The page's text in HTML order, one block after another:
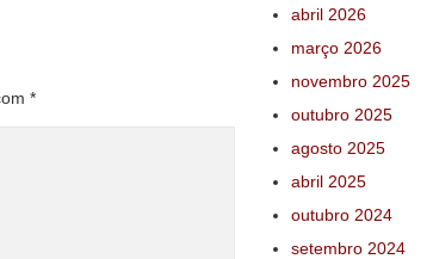
*
abril 2026
março 2026
novembro 2025
outubro 2025
agosto 2025
abril 2025
outubro 2024
setembro 2024